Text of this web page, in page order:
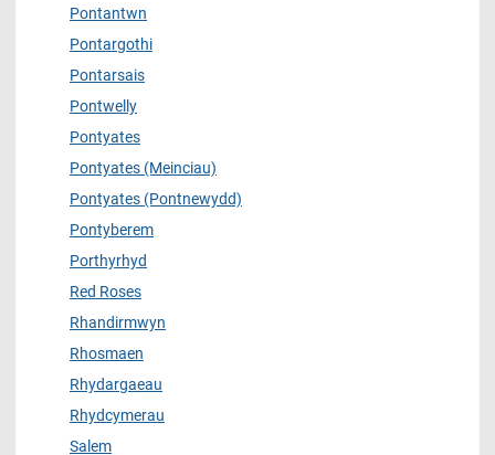
Pontantwn
Pontargothi
Pontarsais
Pontwelly
Pontyates
Pontyates (Meinciau)
Pontyates (Pontnewydd)
Pontyberem
Porthyrhyd
Red Roses
Rhandirmwyn
Rhosmaen
Rhydargaeau
Rhydcymerau
Salem